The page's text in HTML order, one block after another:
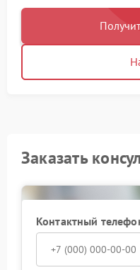
Заказать
Контактный